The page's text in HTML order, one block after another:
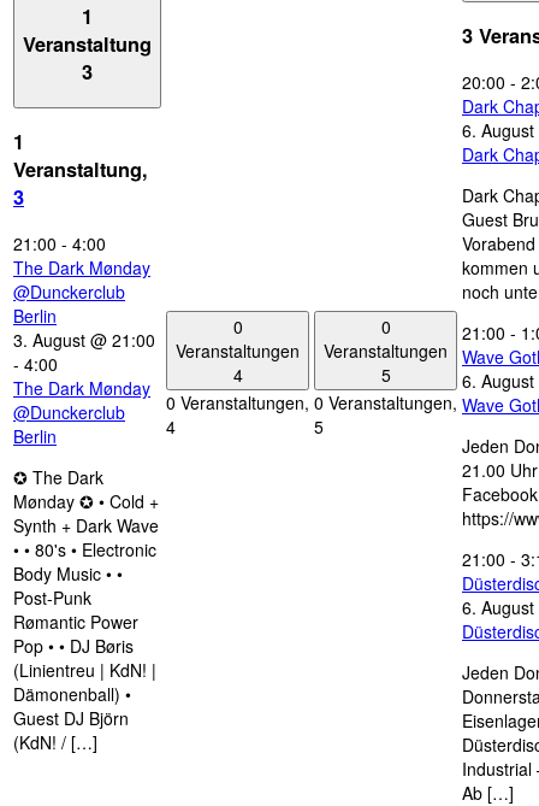
1
Veranstaltung
3
1
Veranstaltung,
3
21:00 - 4:00
The Dark Mønday
@Dunckerclub
Berlin
3. August @ 21:00
- 4:00
The Dark Mønday
@Dunckerclub
Berlin
✪ The Dark
Mønday ✪ • Cold +
Synth + Dark Wave
• • 80's • Electronic
Body Music • •
Post-Punk
Rømantic Power
Pop • • DJ Børis
(Linientreu | KdN! |
Dämonenball) •
Guest DJ Björn
(KdN! / […]
0
Veranstaltungen
4
0 Veranstaltungen,
4
0
Veranstaltungen
5
0 Veranstaltungen,
5
3
20:00 -
Dark
6.
Dark
Dark
Guest
kommen
noch
21:00 -
Wave
6.
Wave
Jeden
21.00
https://
21:00 -
6.
Jeden
Industrial
Ab […]